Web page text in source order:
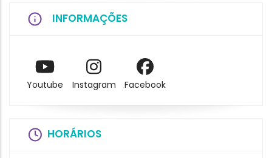
INFORMAÇÕES
Youtube Instagram Facebook
HORÁRIOS